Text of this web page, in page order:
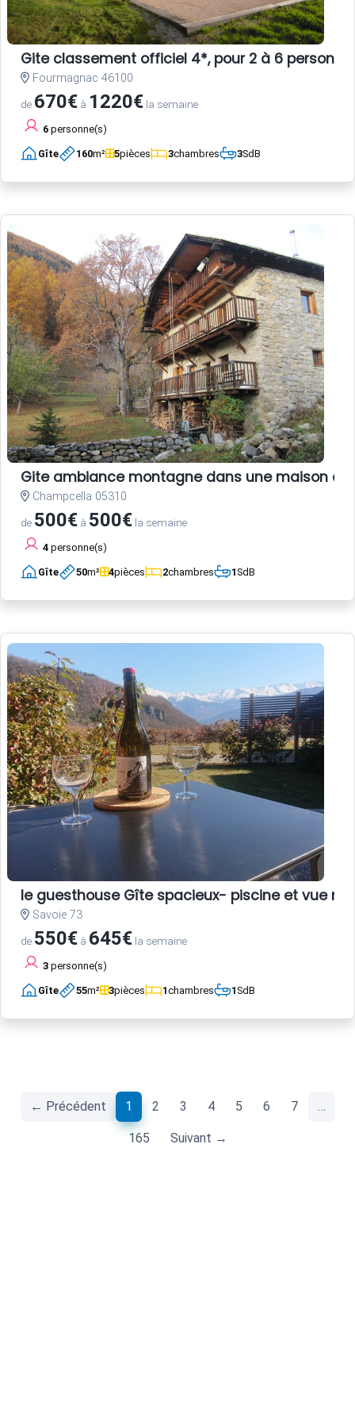
Gite classement officiel 4*, pour 2 à 6
Fourmagnac 46100
de 670€ à 1220€ la semaine
6 personne(s)
Gîte 160m² 5pièces 3chambres 3SdB
Gite ambiance montagne dans une maison
Champcella 05310
de 500€ à 500€ la semaine
4 personne(s)
Gîte 50m² 4pièces 2chambres 1SdB
le guesthouse Gîte spacieux- piscine et vue
Savoie 73
de 550€ à 645€ la semaine
3 personne(s)
Gîte 55m² 3pièces 1chambres 1SdB
← Précédent 1 (current)
2 3 4 5 6 7 …
165 Suivant →